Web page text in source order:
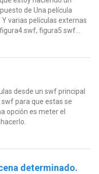
de Una película
varias películas externas
figura5.swf...
desde un swf principal
para que estas se
opción es meter el
determinado.